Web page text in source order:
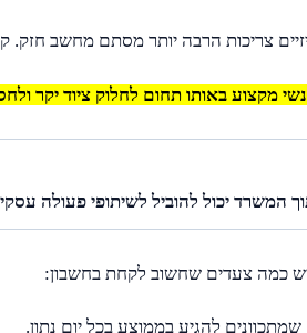
צריכות הרבה יותר מסתם מחשב
מקצוע באותו תחום לחלוק ציוד יקר
המשרד יכול להוביל לשיתופי פעולה
כמה צעדים שחשוב לקחת בחשבון:
להגיע בממוצע בכל יום נתון.